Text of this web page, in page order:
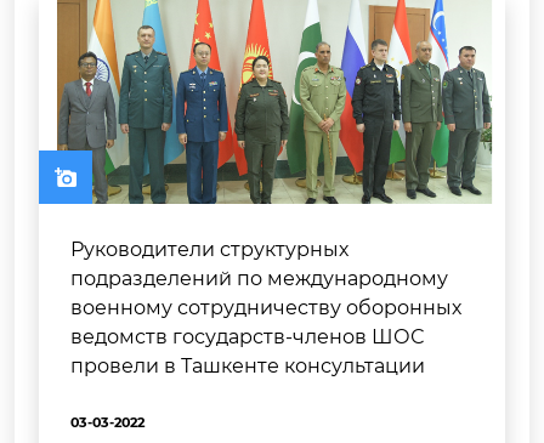
Руководители структурных
подразделений по международному
военному сотрудничеству оборонных
ведомств государств-членов ШОС
провели в Ташкенте консультации
03-03-2022